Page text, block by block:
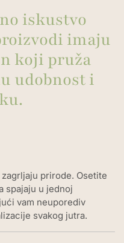
iskustvo
imaju
koji pruža
udobnost i
prirode. Osetite
spajaju u jednoj
vam neuporediv
svakog jutra.